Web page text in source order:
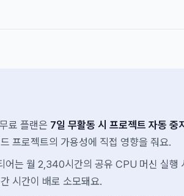
료 플랜은 7일 무활동 시 프로젝트 자동 중지
프로젝트의 가용성에 직접 영향을 줘요.
어는 월 2,340시간의 공유 CPU 머신 실행
시간이 배로 소모돼요.